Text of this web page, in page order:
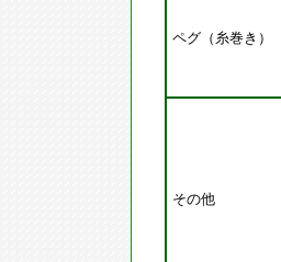
ペグ（糸巻き）
その他